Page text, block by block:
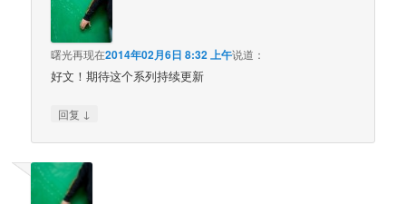
曙光再现在2014年02月6日 8:32 上午说道：
好文！期待这个系列持续更新
回复 ↓